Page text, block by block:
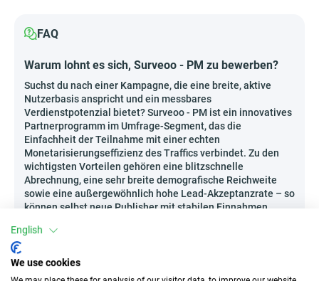
FAQ
Warum lohnt es sich, Surveoo - PM zu bewerben?
Suchst du nach einer Kampagne, die eine breite, aktive
Nutzerbasis anspricht und ein messbares
Verdienstpotenzial bietet? Surveoo - PM ist ein innovatives
Partnerprogramm im Umfrage-Segment, das die
Einfachheit der Teilnahme mit einer echten
Monetarisierungseffizienz des Traffics verbindet. Zu den
wichtigsten Vorteilen gehören eine blitzschnelle
Abrechnung, eine sehr breite demografische Reichweite
sowie eine außergewöhnlich hohe Lead-Akzeptanzrate – so
können selbst neue Publisher mit stabilen Einnahmen
Programms auf ständig aktualisierten Aufgaben, die an die
Teilnahme wirklich fesselnd wird und die Konversionsraten
deutlich über dem Branchendurchschnitt liegen. Zusätzlich
English
We use cookies